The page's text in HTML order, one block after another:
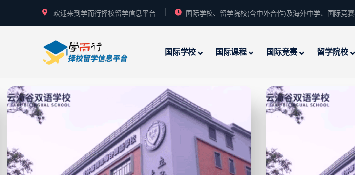
欢迎来到学而行择校留学信息平台 国际学校、留学院校(含中外合作)及海外中学、国际竞赛
国际学校 国际课程 国际竞赛 留学院校